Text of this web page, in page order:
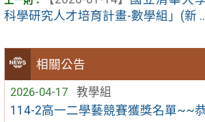
相關公告
2026-04-17
教學組
114-2高一二學藝競賽獲獎名單~~
科學研究人才培育計畫-數學組」(新